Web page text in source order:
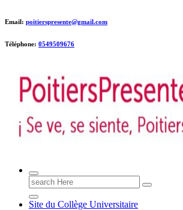
Email: poitierspresente@gmail.com
Téléphone: 0549509676
Poitiers presente !
Search
for:
Site du Collège Universitaire